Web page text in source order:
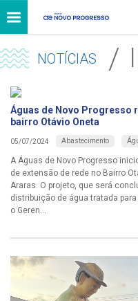
NOTÍCIAS
Águas de Novo Progresso
bairro Otávio Oneta
05/07/2024 Abastecimento
A Águas de Novo Progresso
de extensão de rede no Bairro
Araras. O projeto, que será
distribuição de água tratada
o Geren...